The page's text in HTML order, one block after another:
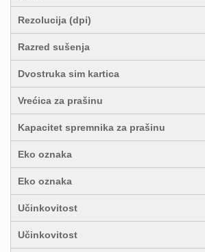
Rezolucija (dpi)
Razred sušenja
Dvostruka sim kartica
Vrećica za prašinu
Kapacitet spremnika za prašinu
Eko oznaka
Eko oznaka
Učinkovitost
Učinkovitost